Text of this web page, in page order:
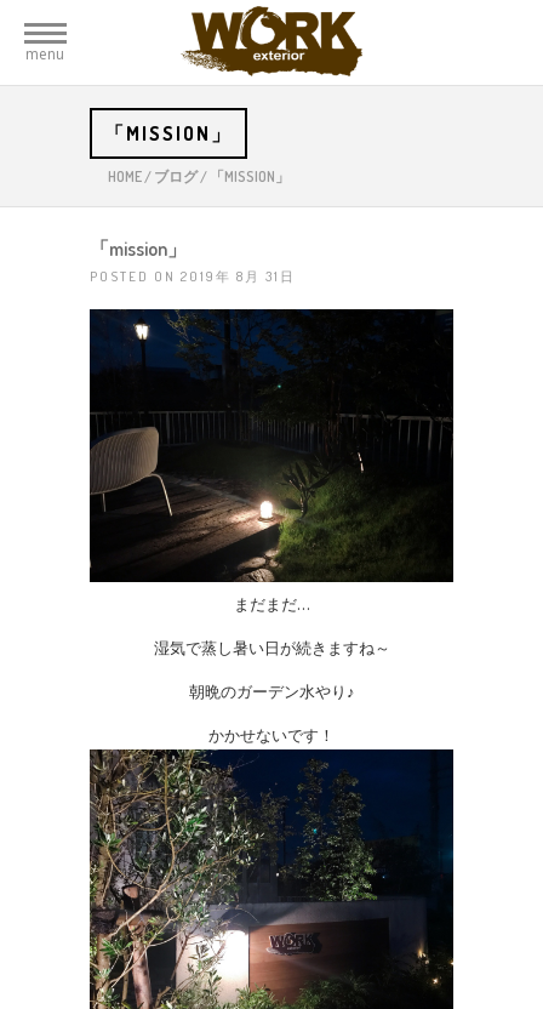
menu
「MISSION」
HOME/ ブログ/ 「MISSION」
「mission」
POSTED ON 2019年 8月 31日
まだまだ…
湿気で蒸し暑い日が続きますね～
朝晩のガーデン水やり♪
かかせないです！